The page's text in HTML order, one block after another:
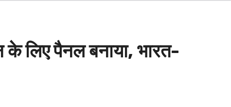
लिए पैनल बनाया, भारत-